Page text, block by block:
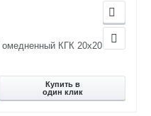
КГК 20х20
Купить в
один клик